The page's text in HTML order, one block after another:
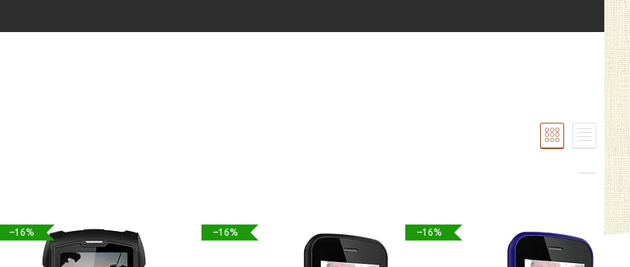
–16% –16% –16%